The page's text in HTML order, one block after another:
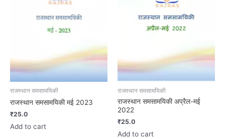
राजस्थान समसामयिकी
राजस्थान समसामयिकी मई 2023
₹25.0
Add to cart
राजस्थान समसामयिकी
राजस्थान समसामयिकी अप्रैल-मई
2022
₹25.0
Add to cart